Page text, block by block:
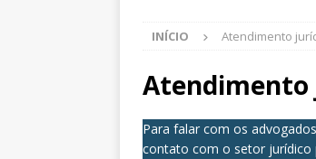
INÍCIO Atendimento
Atendimento
Para falar com os
contato com o setor jurídico